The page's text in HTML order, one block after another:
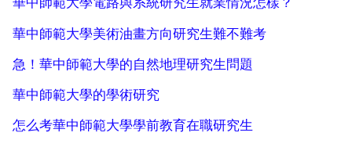
華中師範大學美術油畫方向研究生難不難考
急！華中師範大學的自然地理研究生問題
華中師範大學的學術研究
怎么考華中師範大學學前教育在職研究生